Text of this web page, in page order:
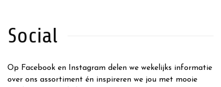
Social
Op Facebook en Instagram delen we wekelijks informatie
over ons assortiment én inspireren we jou met mooie